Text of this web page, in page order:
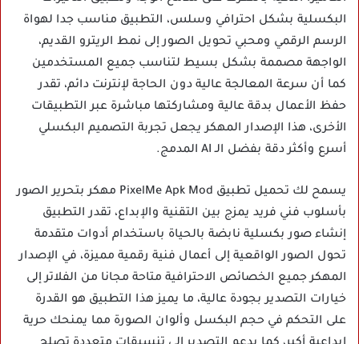
البكسلية بشكل احترافي وسلس، التطبيق مناسب جدا لهواة
الرسم الرقمي ومحبي تحويل الصور إلى نمط الريترو القديم،
الواجهة مصممة بشكل بسيط لتناسب جميع المستخدمين
كما أن سرعة المعالجة عالية دون الحاجة لإنترنت دائم، تقدر
حفظ الأعمال بدقة عالية ومشاركتها مباشرة عبر التطبيقات
الأخرى، هذا الإصدار المهكر يجعل تجربة التصميم البكسلي
أسرع وأكثر دقة بفضل الـ AI المدمج.
يسمح لك تحميل تطبيق PixelMe Apk Mod مهكر بتحرير الصور
بأسلوب فني فريد يمزج بين التقنية والإبداع، تقدر التطبيق
إنشاء صور بكسلية نابضة بالحياة باستخدام أدوات متقدمة
تحول الصور الواقعية إلى أعمال فنية رقمية مميزة، في الإصدار
المهكر جميع الخصائص الاحترافية متاحة مجانا من الفلاتر إلى
خيارات التصدير بجودة عالية، ما يميز هذا التطبيق هو القدرة
على التحكم في حجم البكسل وألوان الصورة مما يمنحك حرية